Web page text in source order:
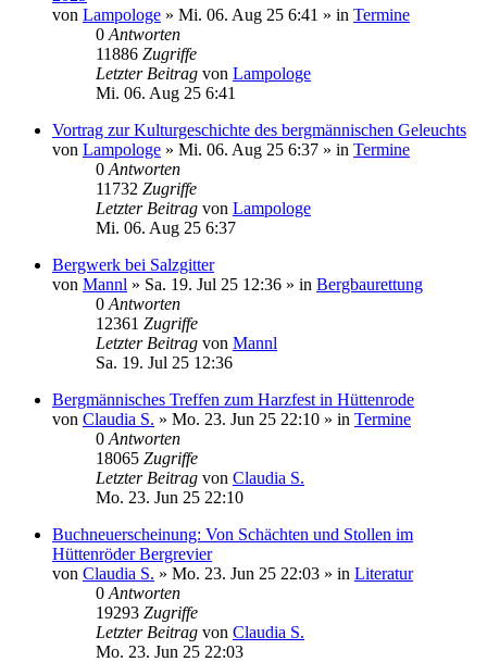
von Lampologe » Mi. 06. Aug 25 6:41 » in Termine
0 Antworten
11886 Zugriffe
Letzter Beitrag von Lampologe
Mi. 06. Aug 25 6:41
Vortrag zur Kulturgeschichte des bergmännischen Geleuchts
von Lampologe » Mi. 06. Aug 25 6:37 » in Termine
0 Antworten
11732 Zugriffe
Letzter Beitrag von Lampologe
Mi. 06. Aug 25 6:37
Bergwerk bei Salzgitter
von Mannl » Sa. 19. Jul 25 12:36 » in Bergbaurettung
0 Antworten
12361 Zugriffe
Letzter Beitrag von Mannl
Sa. 19. Jul 25 12:36
Bergmännisches Treffen zum Harzfest in Hüttenrode
von Claudia S. » Mo. 23. Jun 25 22:10 » in Termine
0 Antworten
18065 Zugriffe
Letzter Beitrag von Claudia S.
Mo. 23. Jun 25 22:10
Buchneuerscheinung: Von Schächten und Stollen im
Hüttenröder Bergrevier
von Claudia S. » Mo. 23. Jun 25 22:03 » in Literatur
0 Antworten
19293 Zugriffe
Letzter Beitrag von Claudia S.
Mo. 23. Jun 25 22:03